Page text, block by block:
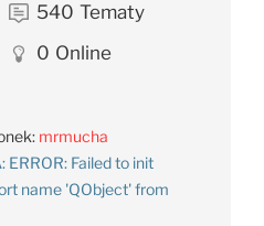
540 Tematy
0 Online
mrmucha
ERROR: Failed to init
name 'QObject' from